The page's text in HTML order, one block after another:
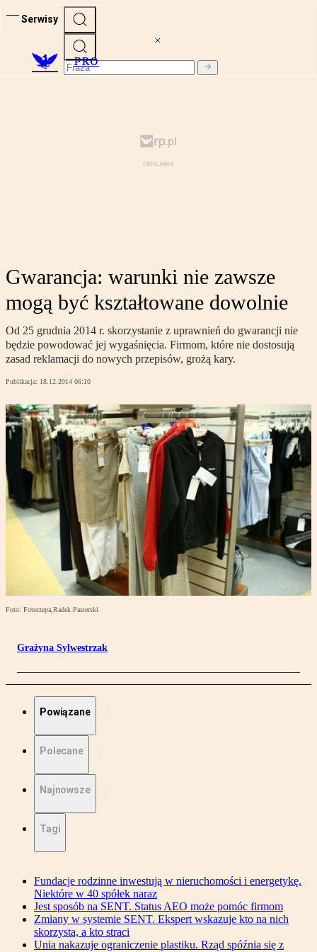
Serwisy
PRO
Gwarancja: warunki nie zawsze
mogą być kształtowane dowolnie
Od 25 grudnia 2014 r. skorzystanie z uprawnień do gwarancji nie
będzie powodować jej wygaśnięcia. Firmom, które nie dostosują
zasad reklamacji do nowych przepisów, grożą kary.
Publikacja: 18.12.2014 06:10
Foto: Fotorzepa,Radek Pasterski
Grażyna Sylwestrzak
Powiązane
Polecane
Najnowsze
Tagi
Fundacje rodzinne inwestują w nieruchomości i energetykę.
Niektóre w 40 spółek naraz
Jest sposób na SENT. Status AEO może pomóc firmom
Zmiany w systemie SENT. Ekspert wskazuje kto na nich
skorzysta, a kto straci
Unia nakazuje ograniczenie plastiku. Rząd spóźnia się z